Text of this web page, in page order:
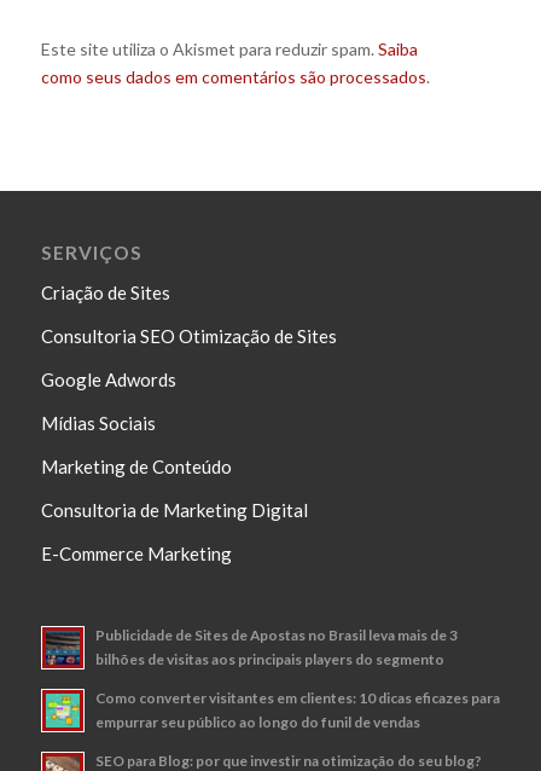
Este site utiliza o Akismet para reduzir spam. Saiba
como seus dados em comentários são processados.
SERVIÇOS
Criação de Sites
Consultoria SEO Otimização de Sites
Google Adwords
Mídias Sociais
Marketing de Conteúdo
Consultoria de Marketing Digital
E-Commerce Marketing
Publicidade de Sites de Apostas no Brasil leva mais de 3
bilhões de visitas aos principais players do segmento
Como converter visitantes em clientes: 10 dicas eficazes para
empurrar seu público ao longo do funil de vendas
SEO para Blog: por que investir na otimização do seu blog?